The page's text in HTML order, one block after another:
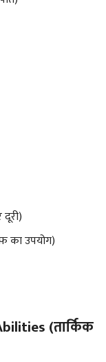
का उपयोग)
(तार्किक